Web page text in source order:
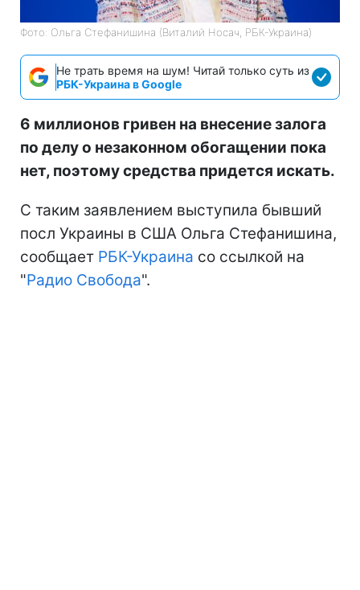
Фото: Ольга Стефанишина (Виталий Носач, РБК-Украина)
Не трать время на шум! Читай только суть из
РБК-Украина в Google
6 миллионов гривен на внесение залога
по делу о незаконном обогащении пока
нет, поэтому средства придется искать.
С таким заявлением выступила бывший
посл Украины в США Ольга Стефанишина,
сообщает РБК-Украина со ссылкой на
"Радио Свобода".